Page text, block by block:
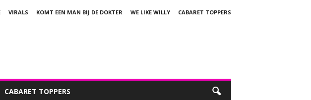
VIRALS KOMT EEN MAN BIJ DE DOKTER WE LIKE WILLY
CABARET TOPPERS
CABARET TOPPERS